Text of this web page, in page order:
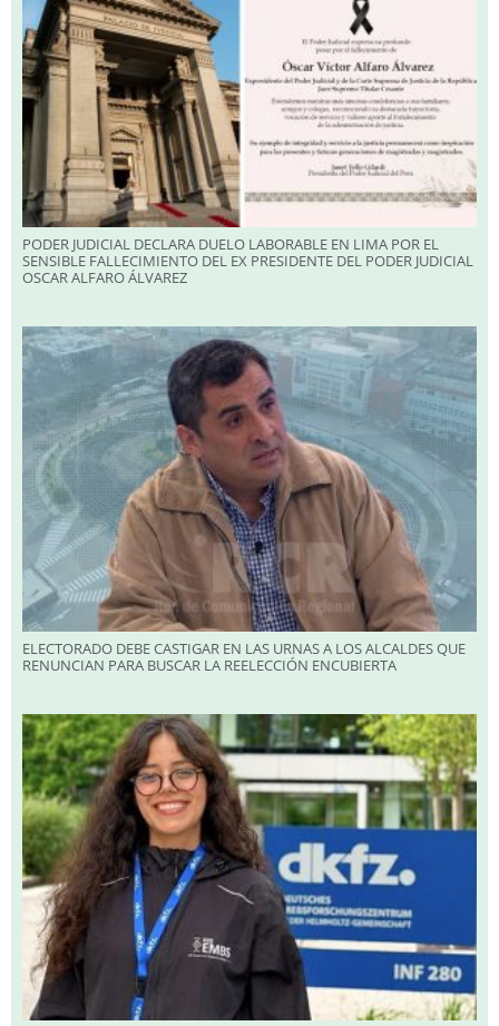
PODER JUDICIAL DECLARA DUELO LABORABLE EN LIMA POR EL
SENSIBLE FALLECIMIENTO DEL EX PRESIDENTE DEL PODER JUDICIAL
OSCAR ALFARO ÁLVAREZ
ELECTORADO DEBE CASTIGAR EN LAS URNAS A LOS ALCALDES QUE
RENUNCIAN PARA BUSCAR LA REELECCIÓN ENCUBIERTA